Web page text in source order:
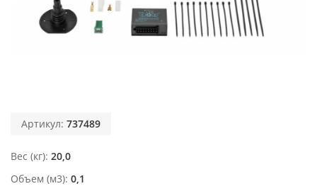
Артикул: 737489
Вес (кг) 20,0
Объем (м3) 0,1